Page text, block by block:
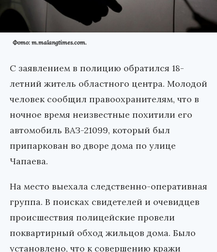
Фото: m.malangtimes.com.
С заявлением в полицию обратился 18-
летний житель областного центра. Молодой
человек сообщил правоохранителям, что в
ночное время неизвестные похитили его
автомобиль ВАЗ-21099, который был
припаркован во дворе дома по улице
Чапаева.
На место выехала следственно-оперативная
группа. В поисках свидетелей и очевидцев
происшествия полицейские провели
поквартирный обход жильцов дома. Было
установлено, что к совершению кражи